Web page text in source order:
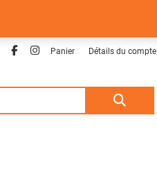
Facebook
Instagram
Panier Détails du compte
Recherche